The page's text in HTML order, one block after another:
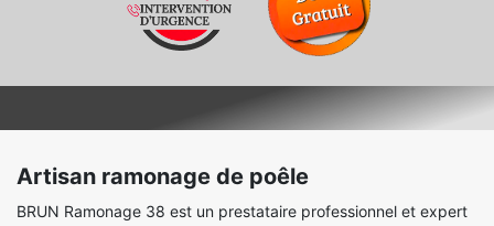
Artisan ramonage de poêle
BRUN Ramonage 38 est un prestataire professionnel et expert